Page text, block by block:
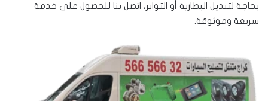
بحاجة لتبديل البطارية أو التواير، اتصل بنا للحصول على خدمة
سريعة وموثوقة.